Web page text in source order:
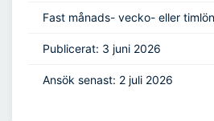
Fast månads- vecko- eller timlön
Publicerat: 3 juni 2026
Ansök senast: 2 juli 2026